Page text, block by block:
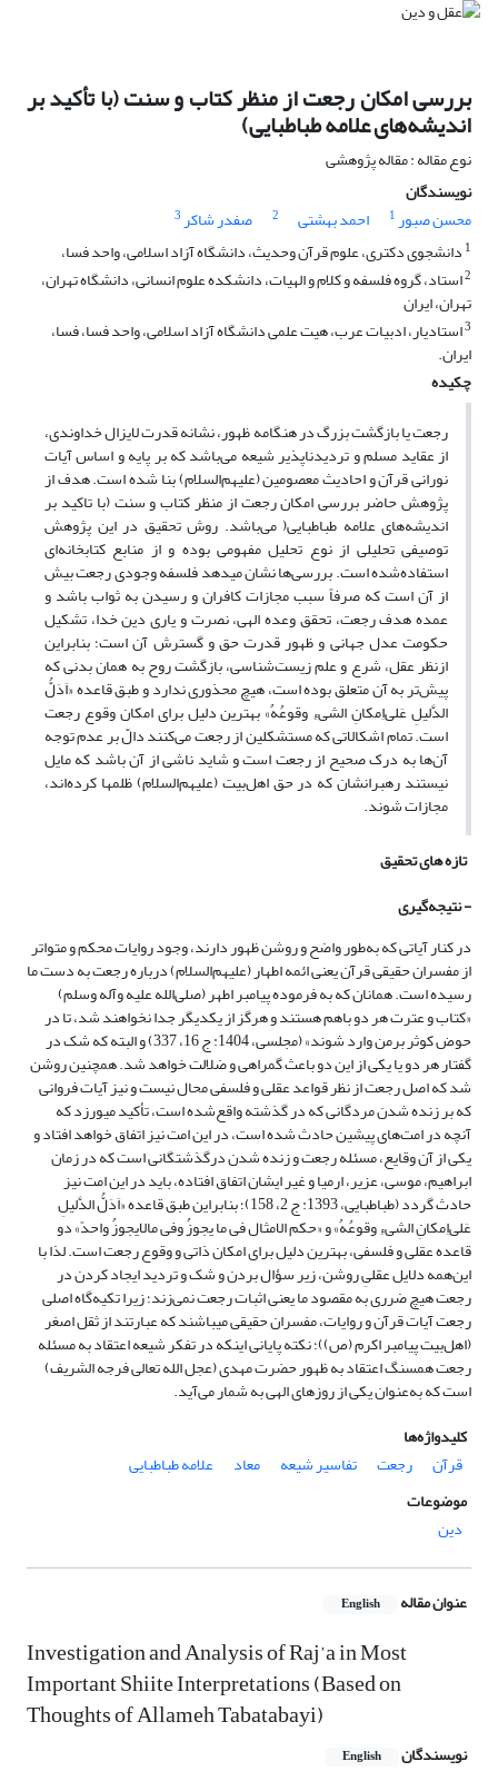
بررسی امکان رجعت از منظر کتاب و سنت (با تأکید بر
اندیشه‌های علامه طباطبایی)
نوع مقاله : مقاله پژوهشی
نویسندگان
محسن صبور1 احمد بهشتی 2 صفدر شاکر3
1 دانشجوی دکتری، علوم قرآن وحدیث، دانشگاه آزاد اسلامی، واحد فسا،
2استاد، گروه فلسفه و کلام و الهیات، دانشکده علوم انسانی، دانشگاه تهران،
تهران، ایران
3استادیار، ادبیات عرب، هیت علمی دانشگاه آزاد اسلامی، واحد فسا، فسا،
ایران.
چکیده
رجعت یا بازگشت بزرگ در هنگامه ظهور، نشانه قدرت لایزال خداوندی،
از عقاید مسلم و تردیدناپذیر شیعه می‌باشد که بر پایه و اساس آیات
نورانی قرآن و احادیث معصومین (علیهم‌السلام) بنا شده است. هدف از
پژوهش حاضر بررسی امکان رجعت از منظر کتاب و سنت (با تاکید بر
اندیشه‌های علامه طباطبایی( می‌باشد. روش تحقیق در این پژوهش
توصیفی تحلیلی از نوع تحلیل مفهومی بوده و از منابع کتابخانه‌ای
استفاده‌شده است. بررسی‌ها نشان می­دهد فلسفه وجودی رجعت بیش
از آن است که صرفاً سبب مجازات کافران و رسیدن به ثواب باشد و
عمده هدف رجعت، تحقق وعده الهی، نصرت و یاری دین خدا، تشکیل
حکومت عدل جهانی و ظهور قدرت حق و گسترش آن است؛ بنابراین
ازنظر عقل، شرع و علم زیست‌شناسی، بازگشت روح‌ به همان بدنی که
پیش‌تر به آن متعلق بوده است، هیچ محذوری ندارد و طبق قاعده «اَدَلُّ
الدَّلیلِ عَلی‌اِمکانِ الشیءِ وقوعُهُ» بهترین دلیل برای امکان وقوع رجعت
است. تمام اشکالاتی که مستشکلین از رجعت می‌کنند دالّ بر عدم توجه
آن‌ها به درک صحیح از رجعت است و شاید ناشی از آن باشد که مایل
نیستند رهبرانشان که در حق اهل‌بیت (علیهم‌السلام) ظلم­ها کرده‌اند،
مجازات شوند.
تازه های تحقیق
- نتیجه‌گیری
در کنار آیاتی که به‌طور واضح و روشن ظهور دارند، وجود روایات محکم و متواتر
از مفسران حقیقی قرآن یعنی ائمه اطهار (علیهم‌السلام) درباره رجعت به دست ما
رسیده است. همانان که به فرموده پیامبر اطهر (صلی‌الله علیه وآله وسلم)
«کتاب و عترت هر دو باهم هستند و هرگز از یکدیگر جدا نخواهند شد، تا در
حوض کوثر برمن وارد شوند» (مجلسی، 1404: ج 16، 337) و البته که شک در
گفتار هر دو یا یکی از این دو باعث گمراهی و ضلالت خواهد شد. همچنین روشن
شد که اصل رجعت از نظر قواعد عقلی و فلسفی محال نیست و نیز آیات فروانی
که بر زنده شدن مردگانی که در گذشته واقع‌شده است، تأکید می­ورزد که
آنچه در امت‌های پیشین حادث شده است، در این امت نیز اتفاق خواهد افتاد و
یکی از آن وقایع، مسئله رجعت و زنده شدن درگذشتگانی است که در زمان
ابراهیم، موسی، عزیر، ارمیا و غیر ایشان اتفاق افتاده، باید در این امت نیز
حادث گردد (طباطبایی، 1393: ج 2، 158)؛ بنابراین طبق قاعده «اَدَلُّ الدَّلیلِ
عَلی‌اِمکانِ الشیءِ وقوعُهُ» و «حکم الامثال فی ما یجوزُ وفی مالایجوزُ واحدً» دو
قاعده عقلی و فلسفی، بهترین دلیل برای امکان ذاتی و وقوع رجعت است. لذا با
این‌همه دلایل عقلیِ روشن، زیر سؤال بردن و شک و تردید ایجاد کردن در
رجعت هیچ ضرری به مقصود ما یعنی اثبات رجعت نمی‌زند؛ زیرا تکیه‌گاه اصلی
رجعت آیات قرآن و روایات، مفسران حقیقی می­باشند که عبارتند از ثقل اصغر
(اهل‌بیت پیامبر اکرم (ص))؛ نکته پایانی اینکه در تفکر شیعه اعتقاد به مسئله
رجعت همسنگ اعتقاد به ظهور حضرت مهدی (عجل الله تعالی فرجه الشریف)
است که به‌عنوان یکی از روزهای الهی به شمار می‌آید.
کلیدواژه‌ها
قرآن
رجعت تفاسیر شیعه معاد
علامه طباطبایی
موضوعات
دین
عنوان مقاله English
Investigation and Analysis of Raj’a in Most
Important Shiite Interpretations (Based on
Thoughts of Allameh Tabatabayi)
نویسندگان English